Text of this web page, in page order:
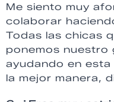
Me siento muy
colaborar
Todas las chicas
ponemos nuestro
ayudando en
la mejor manera,